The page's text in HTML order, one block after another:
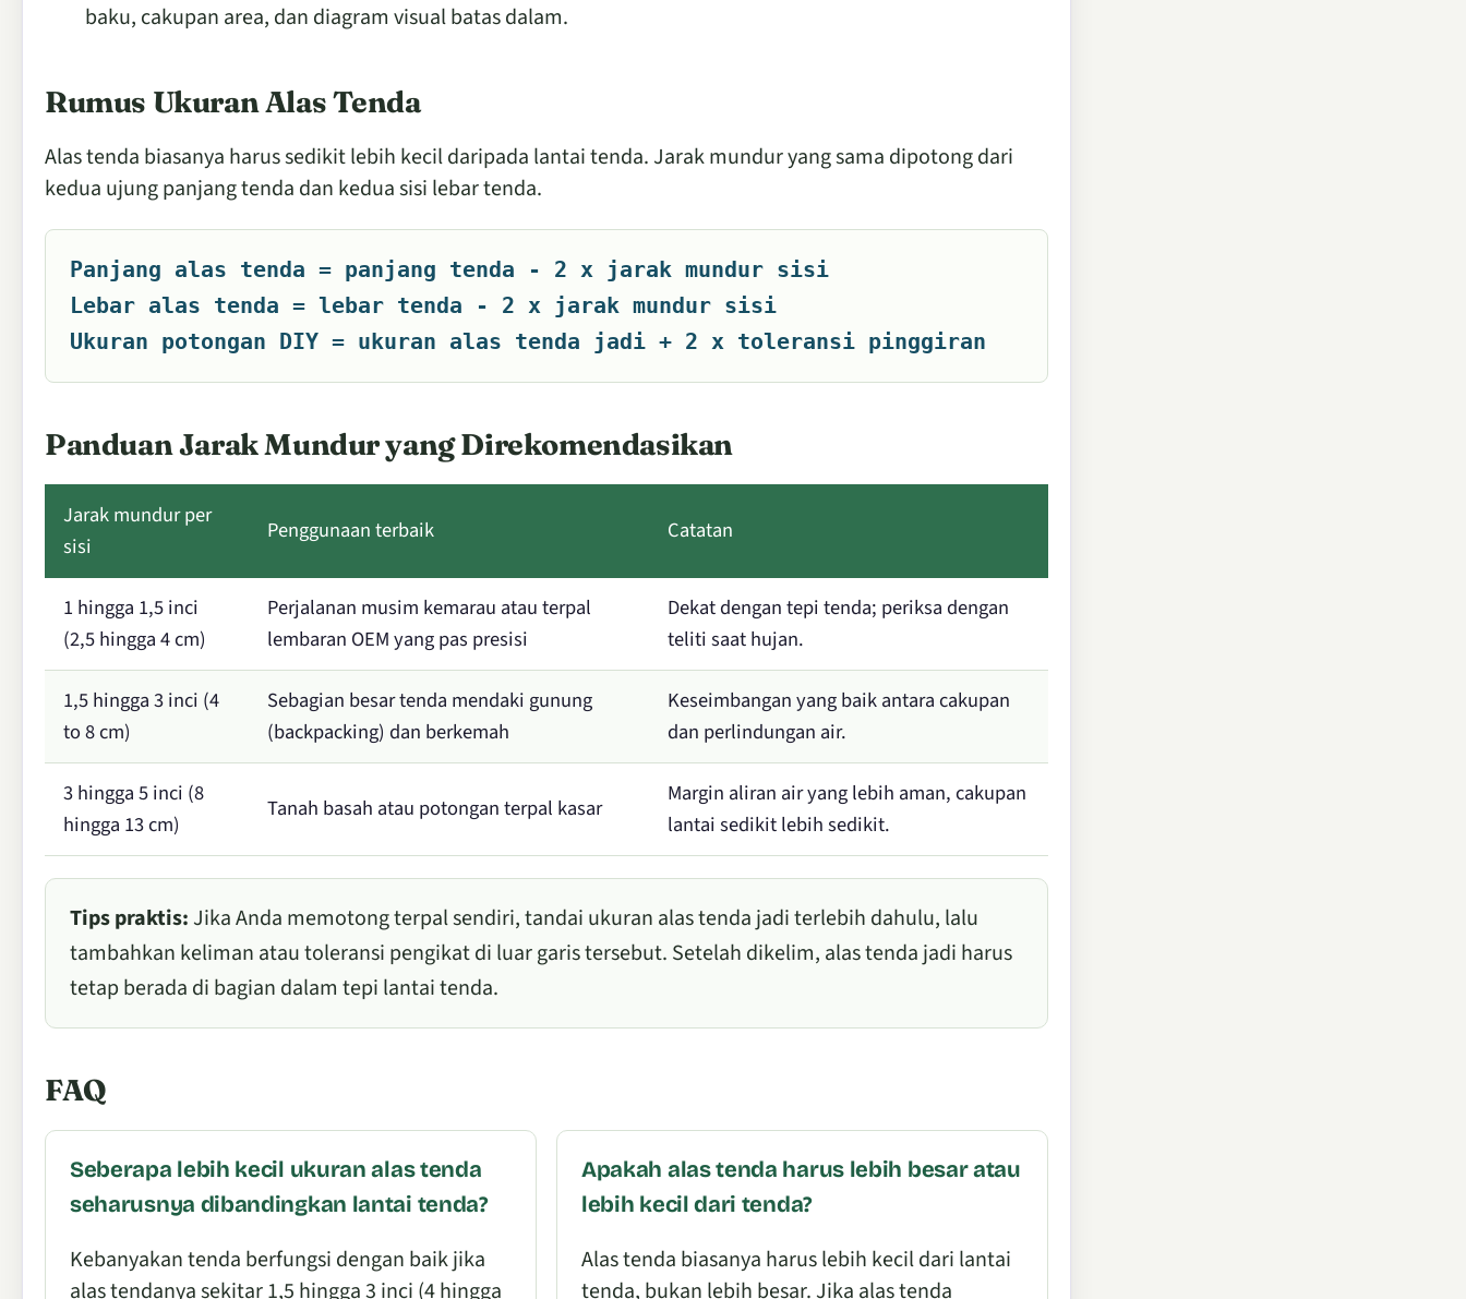
baku, cakupan area, dan diagram visual batas dalam.
Rumus Ukuran Alas Tenda
Alas tenda biasanya harus sedikit lebih kecil daripada lantai tenda. Jarak mundur yang sama dipotong dari
kedua ujung panjang tenda dan kedua sisi lebar tenda.
Panjang alas tenda = panjang tenda - 2 x jarak mundur sisi
Lebar alas tenda = lebar tenda - 2 x jarak mundur sisi
Ukuran potongan DIY = ukuran alas tenda jadi + 2 x toleransi pinggiran
Panduan Jarak Mundur yang Direkomendasikan
Jarak mundur per
sisi
Penggunaan terbaik Catatan
1 hingga 1,5 inci
(2,5 hingga 4 cm)
Perjalanan musim kemarau atau terpal
lembaran OEM yang pas presisi
Dekat dengan tepi tenda; periksa dengan
teliti saat hujan.
1,5 hingga 3 inci (4
to 8 cm)
Sebagian besar tenda mendaki gunung
(backpacking) dan berkemah
Keseimbangan yang baik antara cakupan
dan perlindungan air.
3 hingga 5 inci (8
hingga 13 cm)
Tanah basah atau potongan terpal kasar
Margin aliran air yang lebih aman, cakupan
lantai sedikit lebih sedikit.
Tips praktis:Jika Anda memotong terpal sendiri, tandai ukuran alas tenda jadi terlebih dahulu, lalu
tambahkan keliman atau toleransi pengikat di luar garis tersebut. Setelah dikelim, alas tenda jadi harus
tetap berada di bagian dalam tepi lantai tenda.
FAQ
Seberapa lebih kecil ukuran alas tenda
seharusnya dibandingkan lantai tenda?
Kebanyakan tenda berfungsi dengan baik jika
alas tendanya sekitar 1,5 hingga 3 inci (4 hingga
Apakah alas tenda harus lebih besar atau
lebih kecil dari tenda?
Alas tenda biasanya harus lebih kecil dari lantai
tenda, bukan lebih besar. Jika alas tenda